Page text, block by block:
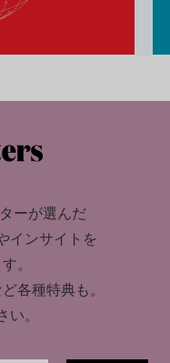
ーが選んだ
インサイトを
。
各種特典も。
。